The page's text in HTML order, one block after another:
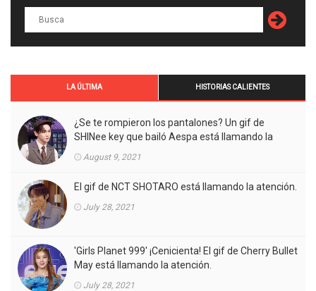
LA ÚLTIMA HISTORIAS CALIENTES
¿Se te rompieron los pantalones? Un gif de
SHINee key que bailó Aespa está llamando la
August 9, 2021
El gif de NCT SHOTARO está llamando la atención.
July 28, 2021
'Girls Planet 999' ¡Cenicienta! El gif de Cherry Bullet
May está llamando la atención.
July 28, 2021